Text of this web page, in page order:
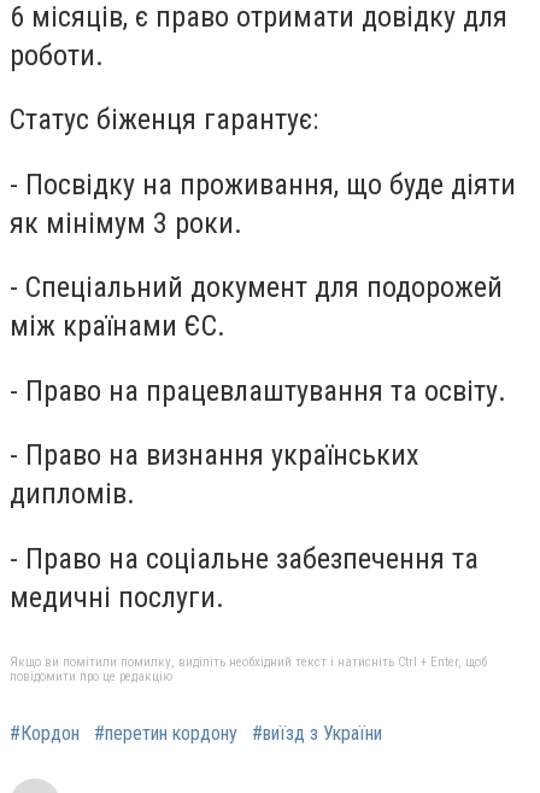
6 місяців, є право отримати довідку для
роботи.
Статус біженця гарантує:
- Посвідку на проживання, що буде діяти
як мінімум 3 роки.
- Спеціальний документ для подорожей
між країнами ЄС.
- Право на працевлаштування та освіту.
- Право на визнання українських
дипломів.
- Право на соціальне забезпечення та
медичні послуги.
Якщо ви помітили помилку, виділіть необхідний текст і натисніть Ctrl + Enter, щоб
повідомити про це редакцію
#Кордон #перетин кордону #виїзд з України